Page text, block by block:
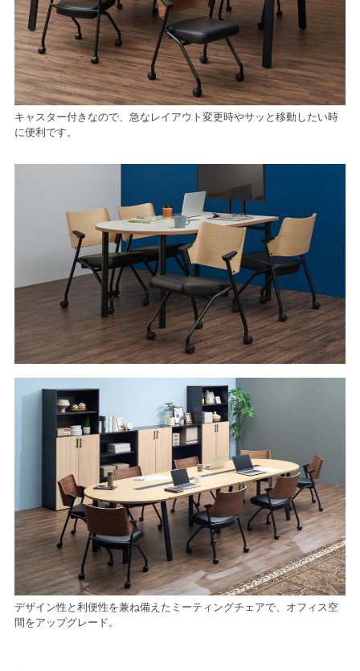
キャスター付きなので、急なレイアウト変更時やサッと移動したい時
に便利です。
デザイン性と利便性を兼ね備えたミーティングチェアで、オフィス空
間をアップグレード。